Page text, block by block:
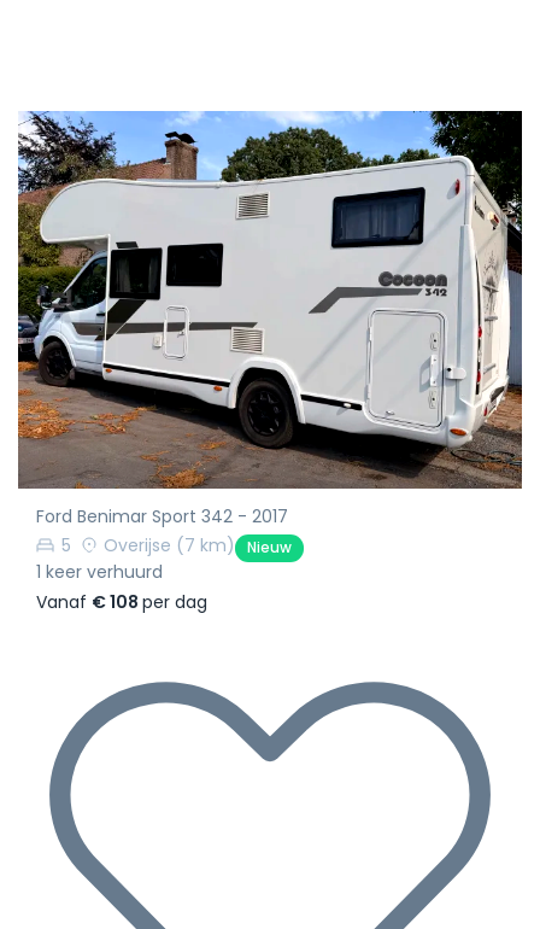
Ford Benimar Sport 342 - 2017
5
Overijse (7 km) Nieuw
1 keer verhuurd
Vanaf € 108 per dag